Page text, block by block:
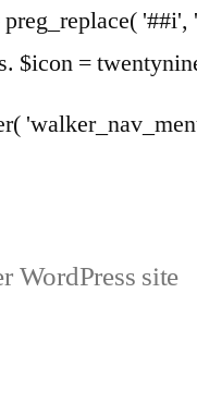
=
WordPress site